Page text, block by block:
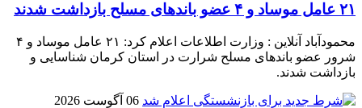
۲۱ عامل موساد و ۴ عضو باند‌های مسلح بازداشت شدند
محمودآباد آنلاین : وزارت اطلاعات اعلام کرد: ۲۱ عامل موساد و ۴
شرور عضو باند‌های مسلح شرارت در استان کرمان شناسایی و
بازداشت شدند.
06 آگوست 2026